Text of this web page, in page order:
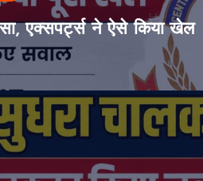
एक्सपर्ट्स ने ऐसे किया खेल